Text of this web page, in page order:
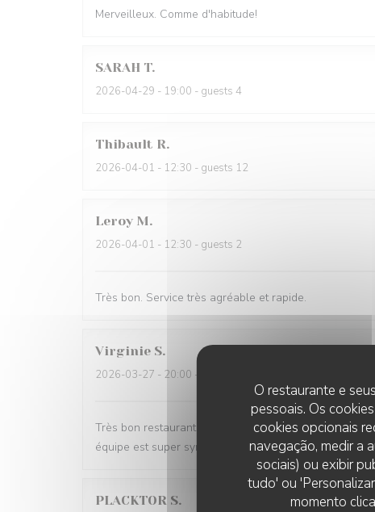
O restaurante e
pessoais. Os
cookies opcionais
navegação, medir a
sociais) ou exibir
tudo' ou
momento
Merveilleux. Comme d'habitude!
SARAH T
2026-04-29 - 19:00 - guests 4
Thibault R
2026-04-01 - 12:30 - guests 12
Leroy M
2026-04-01 - 12:30 - guests 2
Très bon. Service très agréable et rapide.
Virginie S
2026-03-27 - 20:00 - guests 2
Très bon restaurant j aime La truffe et tous leurs
équipe est super sympa
PLACKTOR S